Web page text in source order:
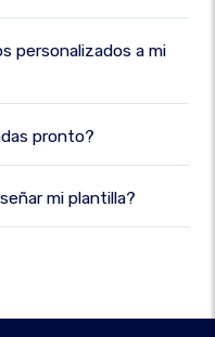
personalizados a mi
pronto?
mi plantilla?